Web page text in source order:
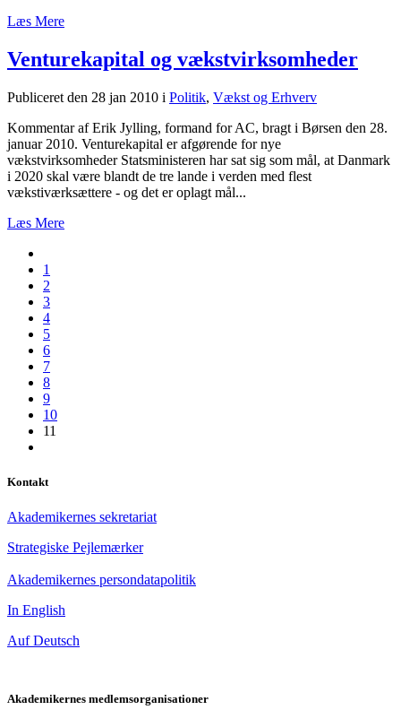
Læs Mere
Venturekapital og vækstvirksomheder
Publiceret den 28 jan 2010 i Politik, Vækst og Erhverv
Kommentar af Erik Jylling, formand for AC, bragt i Børsen den 28.
januar 2010. Venturekapital er afgørende for nye
vækstvirksomheder Statsministeren har sat sig som mål, at Danmark
i 2020 skal være blandt de tre lande i verden med flest
vækstiværksættere - og det er oplagt mål...
Læs Mere
1
2
3
4
5
6
7
8
9
10
11
Kontakt
Akademikernes sekretariat
Strategiske Pejlemærker
Akademikernes persondatapolitik
In English
Auf Deutsch
Akademikernes medlemsorganisationer